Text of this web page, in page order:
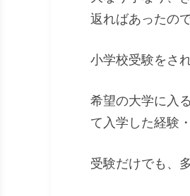
返ればあったの
小学校受験をさ
希望の大学に入
て入学した経験
受験だけでも、